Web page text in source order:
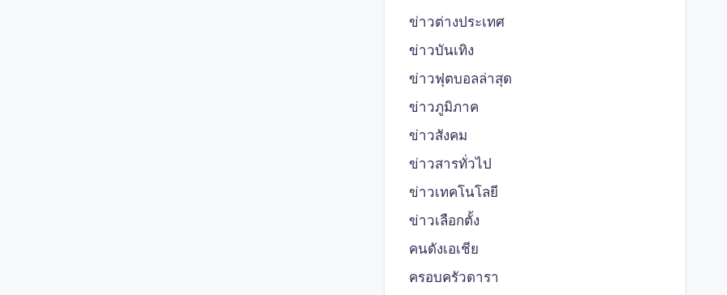
ข่าวต่างประเทศ
ข่าวบันเทิง
ข่าวฟุตบอลล่าสุด
ข่าวภูมิภาค
ข่าวสังคม
ข่าวสารทั่วไป
ข่าวเทคโนโลยี
ข่าวเลือกตั้ง
คนดังเอเชีย
ครอบครัวดารา